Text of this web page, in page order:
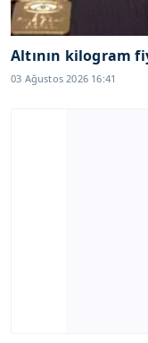
Altının kilogram
03 Ağustos 2026 16:41